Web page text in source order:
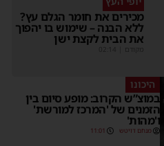
מכירים את חומר הגלם עץ?
ללא הבנה – שימוש בו יהפוך
את הבית לקצת ישן
היכונו
הקרוב: מופע סיום בין
של 'המרכז למורשת'
מנחם דויטש 11:01